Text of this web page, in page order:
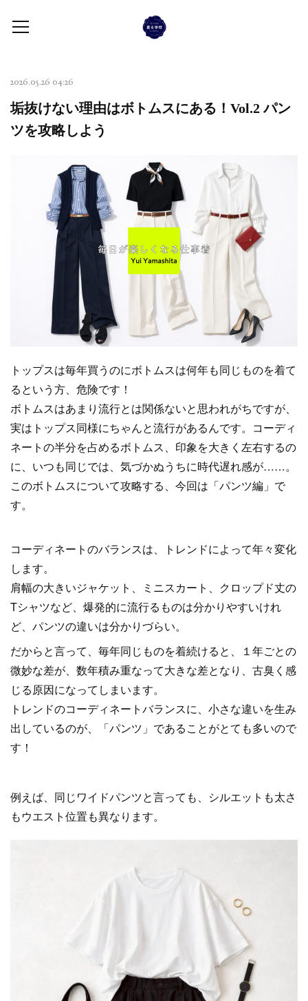
2026.05.26 04:26
垢抜けない理由はボトムスにある！Vol.2 パン
ツを攻略しよう
トップスは毎年買うのにボトムスは何年も同じものを着て
るという方、危険です！
ボトムスはあまり流行とは関係ないと思われがちですが、
実はトップス同様にちゃんと流行があるんです。コーディ
ネートの半分を占めるボトムス、印象を大きく左右するの
に、いつも同じでは、気づかぬうちに時代遅れ感が……。
このボトムスについて攻略する、今回は「パンツ編」で
す。
コーディネートのバランスは、トレンドによって年々変化
します。
肩幅の大きいジャケット、ミニスカート、クロップド丈の
Tシャツなど、爆発的に流行るものは分かりやすいけれ
ど、パンツの違いは分かりづらい。
だからと言って、毎年同じものを着続けると、１年ごとの
微妙な差が、数年積み重なって大きな差となり、古臭く感
じる原因になってしまいます。
トレンドのコーディネートバランスに、小さな違いを生み
出しているのが、「パンツ」であることがとても多いので
す！
例えば、同じワイドパンツと言っても、シルエットも太さ
もウエスト位置も異なります。